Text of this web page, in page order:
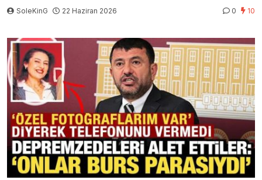
SoleKinG 22 Haziran 2026 0 10